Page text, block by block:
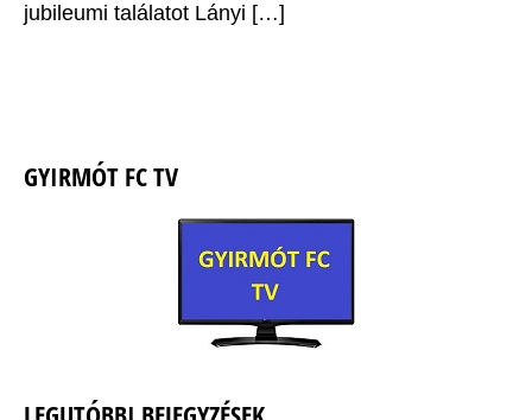
jubileumi találatot Lányi […]
GYIRMÓT FC TV